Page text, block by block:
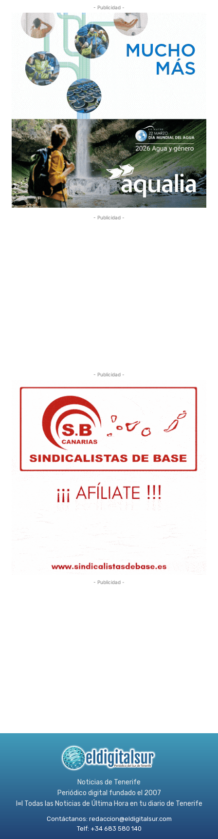
- Publicidad -
- Publicidad -
- Publicidad -
- Publicidad -
Noticias de Tenerife
Periódico digital fundado el 2007
l≡l Todas las Noticias de Última Hora en tu diario de Tenerife
Contáctanos: redaccion@eldigitalsur.com
Telf: +34 683 580 140